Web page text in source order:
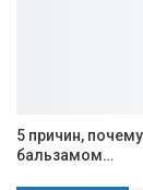
5 причин,
бальзамом…